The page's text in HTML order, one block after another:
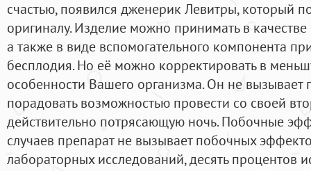
счастью, появился дженерик Левитры, который
оригиналу. Изделие можно принимать в
а также в виде вспомогательного компонента
бесплодия. Но её можно корректировать в
особенности Вашего организма. Он не
порадовать возможностью провести со своей
действительно потрясающую ночь. Побочные
случаев препарат не вызывает побочных
лабораторных исследований, десять процентов